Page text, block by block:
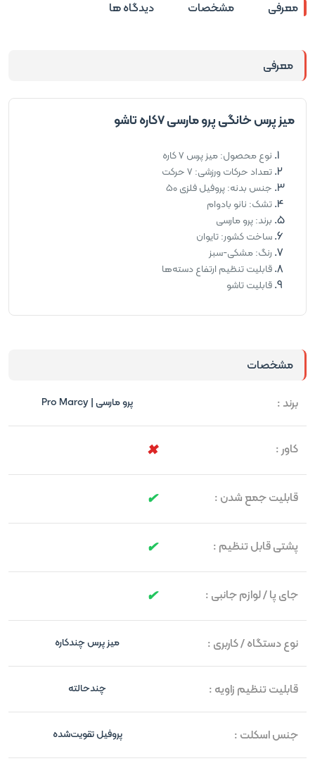
معرفی مشخصات دیدگاه ها
معرفی
میز پرس خانگی پرو مارسی 7کاره تاشو
نوع محصول: میز پرس 7 کاره
تعداد حرکات ورزشی: 7 حرکت
جنس بدنه: پروفیل فلزی 50
تشک: نانو بادوام
برند: پرو مارسی
ساخت کشور: تایوان
رنگ: مشکی-سبز
قابلیت تنظیم ارتفاع دسته‌ها
قابلیت تاشو
مشخصات
برند :
پرو مارسی | Pro Marcy
کاور :
قابلیت جمع شدن :
پشتی قابل تنظیم :
جای پا / لوازم جانبی :
نوع دستگاه / کاربری : میز پرس چندکاره
قابلیت تنظیم زاویه : چندحالته
جنس اسکلت : پروفیل تقویت‌شده